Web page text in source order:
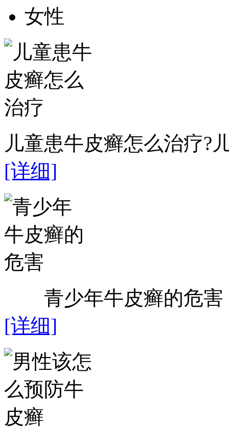
女性
儿童患牛皮癣怎么治疗?
[详细]
青少年牛皮癣的危害
[详细]